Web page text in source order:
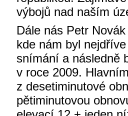
výbojů nad naším
Dále nás Petr
kde nám byl
snímání a následně
v roce 2009.
z desetiminutové
pětiminutovou